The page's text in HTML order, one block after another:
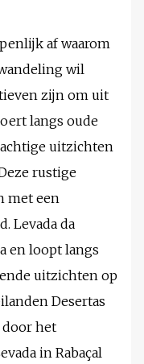
af waarom
wil
zijn om uit
langs oude
uitzichten
rustige
met een
Levada da
en loopt langs
uitzichten op
Desertas
door het
in Rabaçal